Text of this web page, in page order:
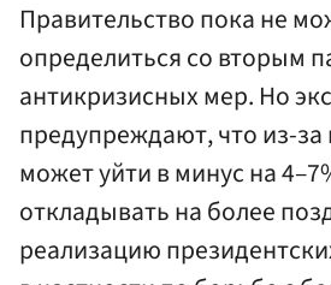
Правительство пока не
определиться со вторым
антикризисных мер. Но
предупреждают, что из-
может уйти в минус на
откладывать на более
реализацию